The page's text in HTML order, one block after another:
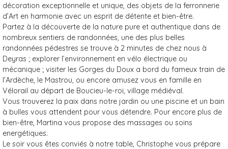
décoration exceptionnelle et unique, des objets de la ferronnerie
d’Art en harmonie avec un esprit de détente et bien-être.
Partez à la découverte de la nature pure et authentique dans de
nombreux sentiers de randonnées, une des plus belles
randonnées pédestres se trouve à 2 minutes de chez nous à
Deyras ; explorer l’environnement en vélo électrique ou
mécanique ; visiter les Gorges du Doux a bord du fameux train de
l’Ardèche, le Mastrou, ou encore amusez vous en famille en
Vélorail au départ de Boucieu-le-roi, village médiéval.
Vous trouverez la paix dans notre jardin ou une piscine et un bain
à bulles vous attendent pour vous détendre. Pour encore plus de
bien-être, Martina vous propose des massages ou soins
energétiques.
Le soir vous êtes conviés à notre table, Christophe vous prépare